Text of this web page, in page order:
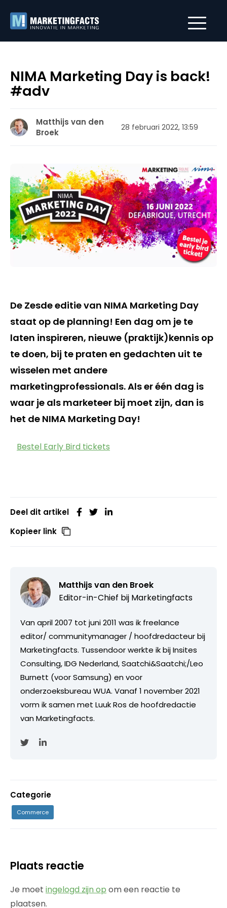
NIMA Marketing Day is back!
#adv
Matthijs van den
Broek
28 februari 2022, 13:59
De Zesde editie van NIMA Marketing Day
staat op de planning! Een dag om je te
laten inspireren, nieuwe (praktijk)kennis op
te doen, bij te praten en gedachten uit te
wisselen met andere
marketingprofessionals. Als er één dag is
waar je als marketeer bij moet zijn, dan is
het de NIMA Marketing Day!
Bestel Early Bird tickets
Deel dit artikel
Kopieer link
Matthijs van den Broek
Editor-in-Chief bij Marketingfacts
Van april 2007 tot juni 2011 was ik freelance
editor/ communitymanager / hoofdredacteur bij
Marketingfacts. Tussendoor werkte ik bij Insites
Consulting, IDG Nederland, Saatchi&Saatchi;/Leo
Burnett (voor Samsung) en voor
onderzoeksbureau WUA. Vanaf 1 november 2021
vorm ik samen met Luuk Ros de hoofdredactie
van Marketingfacts.
Categorie
Commerce
Plaats reactie
Je moet ingelogd zijn op om een reactie te
plaatsen.